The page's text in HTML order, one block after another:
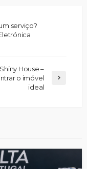
serviço?
House –
o imóvel
ideal